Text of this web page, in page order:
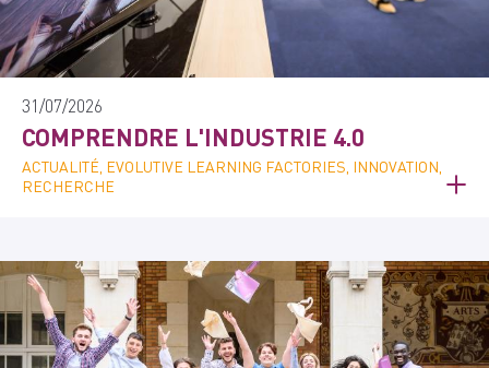
31/07/2026
COMPRENDRE L'INDUSTRIE 4.0
ACTUALITÉ, EVOLUTIVE LEARNING FACTORIES, INNOVATION,
RECHERCHE